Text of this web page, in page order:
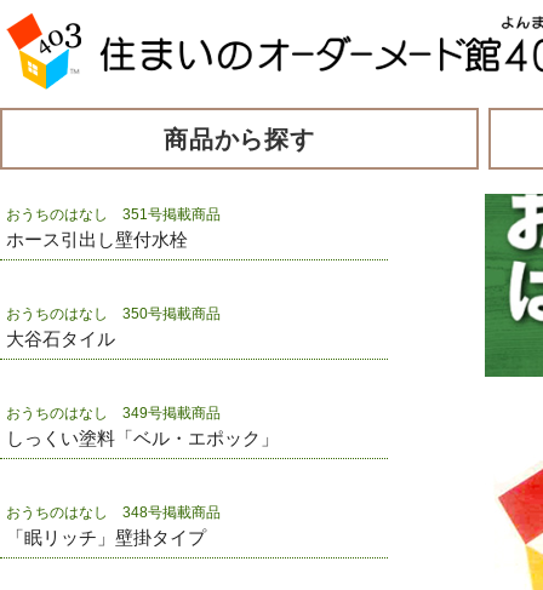
商品から探す
おうちのはなし 351号掲載商品
ホース引出し壁付水栓
おうちのはなし 350号掲載商品
大谷石タイル
おうちのはなし 349号掲載商品
しっくい塗料「ベル・エポック」
おうちのはなし 348号掲載商品
「眠リッチ」壁掛タイプ